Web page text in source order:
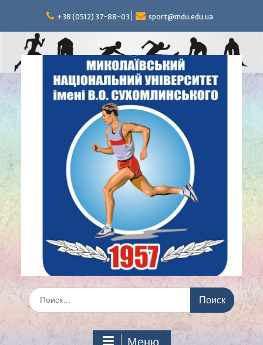
содержимому
+38 (0512) 37-88-03 sport@mdu.edu.ua
Искать:
Меню